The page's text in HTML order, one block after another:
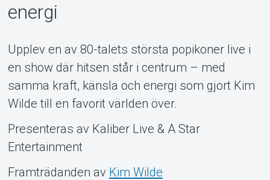
energi
Upplev en av 80-talets största popikoner live i
en show där hitsen står i centrum – med
samma kraft, känsla och energi som gjort Kim
Wilde till en favorit världen över.
Presenteras av Kaliber Live & A Star
Entertainment
Framträdanden av Kim Wilde